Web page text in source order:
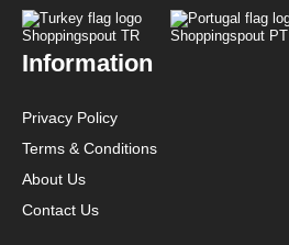
Shoppingspout TR Shoppingspout PT
Information
Privacy Policy
Terms & Conditions
About Us
Contact Us